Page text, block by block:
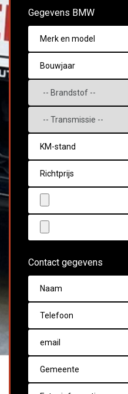
Gegevens BMW
Contact gegevens